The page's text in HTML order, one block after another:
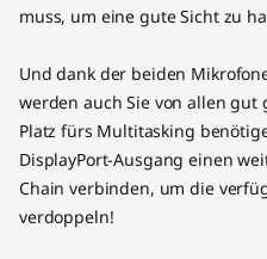
muss, um eine gute Sicht zu
Und dank der beiden
werden auch Sie von allen gut
Platz fürs Multitasking
DisplayPort-Ausgang einen
Chain verbinden, um die
verdoppeln!